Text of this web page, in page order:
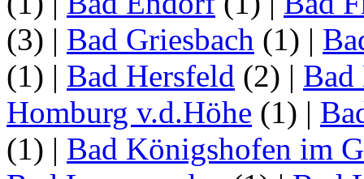
(3) | Bad Griesbach (1) |
(1) | Bad Hersfeld (2) | Bad
Homburg v.d.Höhe (1) |
(1) | Bad Königshofen im